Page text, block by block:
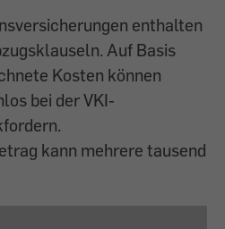
enthalten
Auf Basis
Kosten können
bei der VKI-
kann mehrere tausend